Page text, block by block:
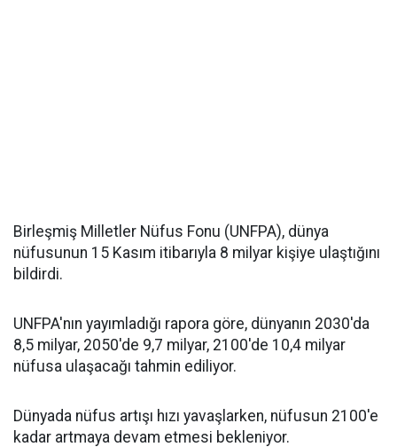
Birleşmiş Milletler Nüfus Fonu (UNFPA), dünya
nüfusunun 15 Kasım itibarıyla 8 milyar kişiye ulaştığını
bildirdi.
UNFPA'nın yayımladığı rapora göre, dünyanın 2030'da
8,5 milyar, 2050'de 9,7 milyar, 2100'de 10,4 milyar
nüfusa ulaşacağı tahmin ediliyor.
Dünyada nüfus artışı hızı yavaşlarken, nüfusun 2100'e
kadar artmaya devam etmesi bekleniyor.